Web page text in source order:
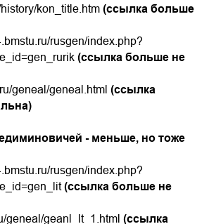
kon_title.htm (ссылка больше
rusgen/index.php?
(ссылка больше не
geneal/geneal.html (ссылка
- меньше, но тоже
rusgen/index.php?
(ссылка больше не
geneal/geanl_lt_1.html (ссылка